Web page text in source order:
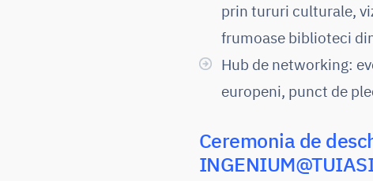
prin tururi culturale,
frumoase biblioteci
Hub de networking:
europeni, punct de
Ceremonia de